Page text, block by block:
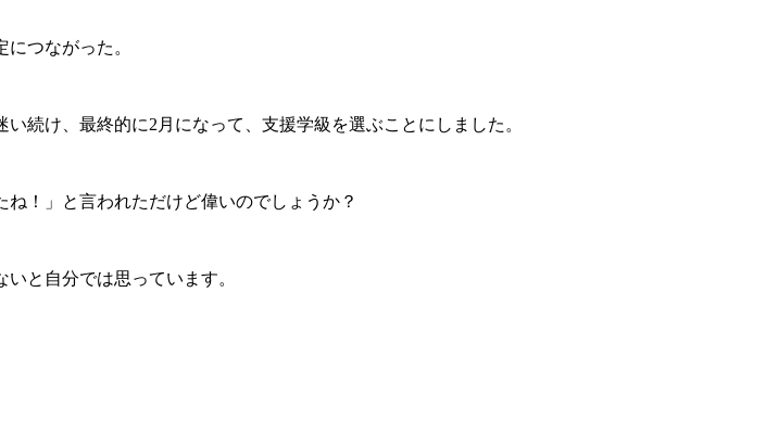
つながった。
続け、最終的に2月になって、支援学級を選ぶことにしました。
！」と言われただけど偉いのでしょうか？
と自分では思っています。